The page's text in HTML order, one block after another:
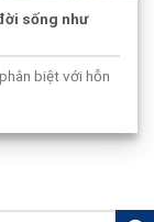
sống như
biệt với hỗn